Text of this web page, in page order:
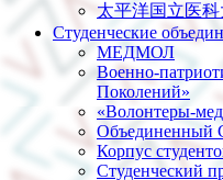
太平洋国立医
Студенческие
МЕДМОЛ
Военно-
Поколений»
«Волонтеры-
Объединенный
Корпус
Студенческий